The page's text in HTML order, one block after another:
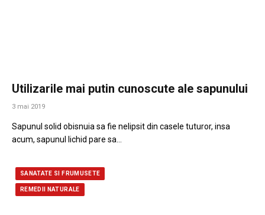
Utilizarile mai putin cunoscute ale sapunului
3 mai 2019
Sapunul solid obisnuia sa fie nelipsit din casele tuturor, insa
acum, sapunul lichid pare sa…
SANATATE SI FRUMUSETE
REMEDII NATURALE